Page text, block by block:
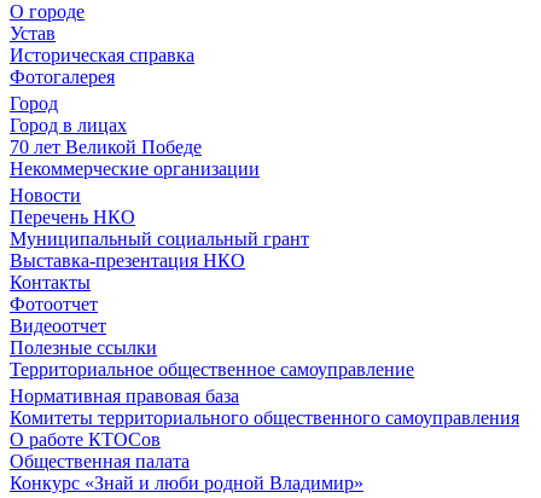
О городе
Устав
Историческая справка
Фотогалерея
Город
Город в лицах
70 лет Великой Победе
Некоммерческие организации
Новости
Перечень НКО
Муниципальный социальный грант
Выставка-презентация НКО
Контакты
Фотоотчет
Видеоотчет
Полезные ссылки
Территориальное общественное самоуправление
Нормативная правовая база
Комитеты территориального общественного самоуправления
О работе КТОСов
Общественная палата
Конкурс «Знай и люби родной Владимир»